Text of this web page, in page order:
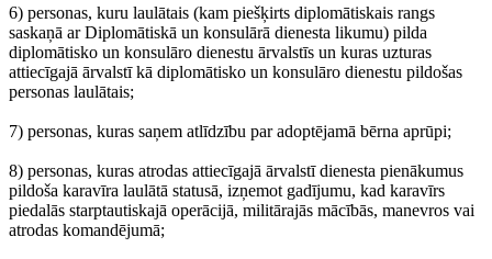
6) personas, kuru laulātais (kam piešķirts diplomātiskais rangs
saskaņā ar Diplomātiskā un konsulārā dienesta likumu) pilda
diplomātisko un konsulāro dienestu ārvalstīs un kuras uzturas
attiecīgajā ārvalstī kā diplomātisko un konsulāro dienestu pildošas
personas laulātais;
7) personas, kuras saņem atlīdzību par adoptējamā bērna aprūpi;
8) personas, kuras atrodas attiecīgajā ārvalstī dienesta pienākumus
pildoša karavīra laulātā statusā, izņemot gadījumu, kad karavīrs
piedalās starptautiskajā operācijā, militārajās mācībās, manevros vai
atrodas komandējumā;